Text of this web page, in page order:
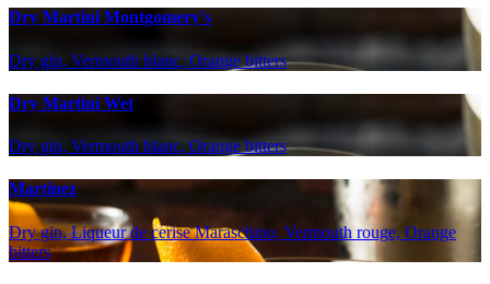
Dry Martini Montgomery's
Dry gin, Vermouth blanc, Orange bitters
Dry Martini Wet
Dry gin, Vermouth blanc, Orange bitters
Martinez
Dry gin, Liqueur de cerise Maraschino, Vermouth rouge, Orange
bitters